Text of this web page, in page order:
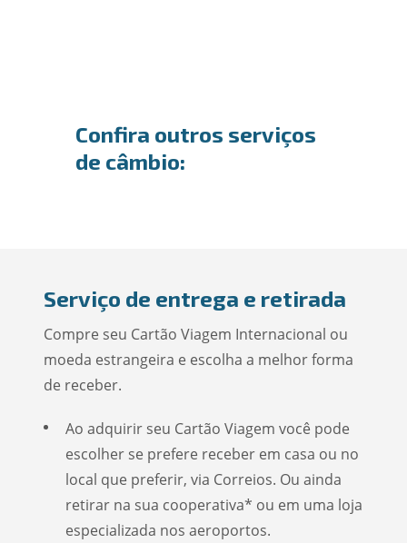
Confira outros serviços
de câmbio:
Serviço de entrega e retirada
Compre seu Cartão Viagem Internacional ou
moeda estrangeira e escolha a melhor forma
de receber.
Ao adquirir seu Cartão Viagem você pode
escolher se prefere receber em casa ou no
local que preferir, via Correios. Ou ainda
retirar na sua cooperativa* ou em uma loja
especializada nos aeroportos.